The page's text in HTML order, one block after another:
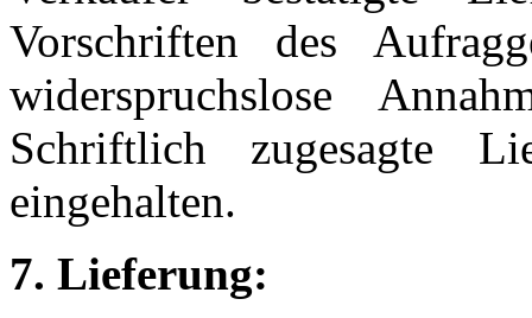
Vorschriften des
widerspruchslose
Schriftlich zugesagte
eingehalten.
7. Lieferung: